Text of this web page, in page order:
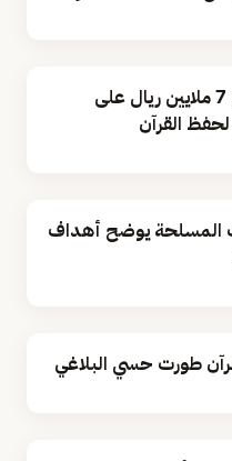
سليمان الخميس: سيتم توزيع 7 ملايين ريال على
القرآن
المسلحة يوضح أهداف
طورت حسي البلاغي